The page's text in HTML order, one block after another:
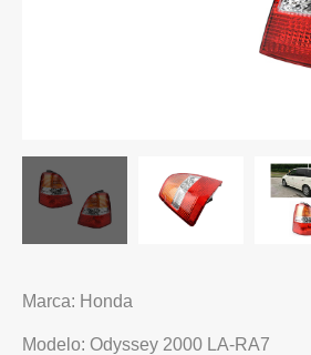
Marca: Honda
Modelo: Odyssey 2000 LA-RA7